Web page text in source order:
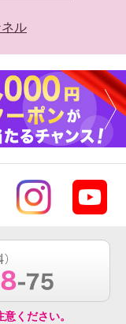
ル
ください。